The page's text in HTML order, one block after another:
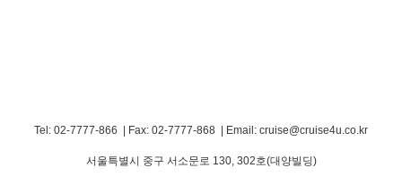
Tel: 02-7777-866 | Fax: 02-7777-868 | Email: cruise@cruise4u.co.kr
서울특별시 중구 서소문로 130, 302호(대양빌딩)